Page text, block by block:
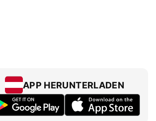
APP HERUNTERLADEN